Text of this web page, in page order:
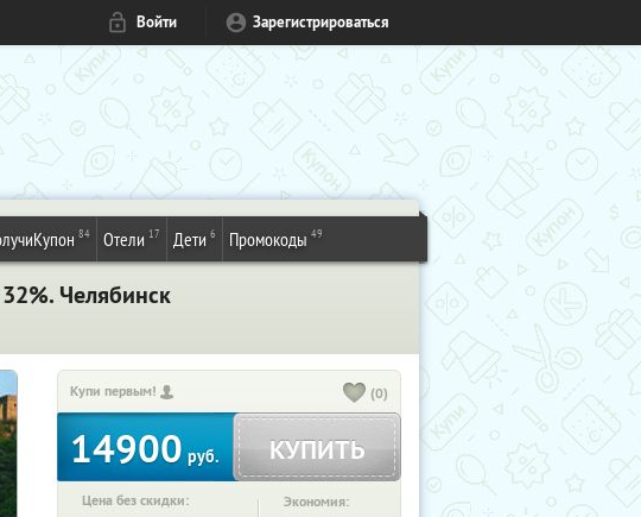
Войти Зарегистрироваться
84 Отели 17 Дети 6 Промокоды 49
Челябинск
Купи первым! (0)
14900 руб. КУПИТЬ
Цена без скидки: Экономия: